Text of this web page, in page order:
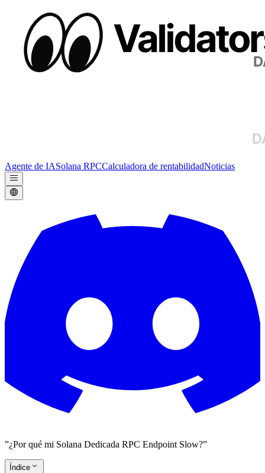
Agente de IASolana RPCCalculadora de rentabilidadNoticias
”¿Por qué mi Solana Dedicada RPC Endpoint Slow?”
Índice